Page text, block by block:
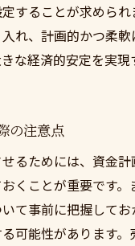
することが求められ
れ、計画的かつ柔
な経済的安定を実
の注意点
るためには、資金
くことが重要です。
て事前に把握して
可能性があります。